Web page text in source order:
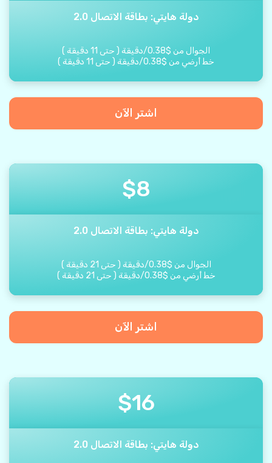
دولة هايتي: بطاقة الاتصال 2.0
الجوال من $
0.38
/دقيقة ( حتى 11 دقيقة )
خط أرضي من $
0.38
/دقيقة ( حتى 11 دقيقة )
اشتر الآن
$8
دولة هايتي: بطاقة الاتصال 2.0
الجوال من $
0.38
/دقيقة ( حتى 21 دقيقة )
خط أرضي من $
0.38
/دقيقة ( حتى 21 دقيقة )
اشتر الآن
$16
دولة هايتي: بطاقة الاتصال 2.0